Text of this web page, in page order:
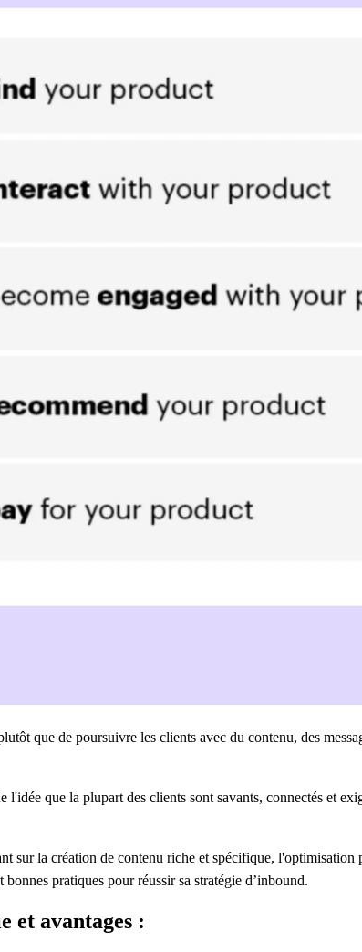
que de poursuivre les clients avec du contenu, des
que la plupart des clients sont savants, connectés et
sur la création de contenu riche et spécifique,
pratiques pour réussir sa stratégie d’inbound.
et avantages :